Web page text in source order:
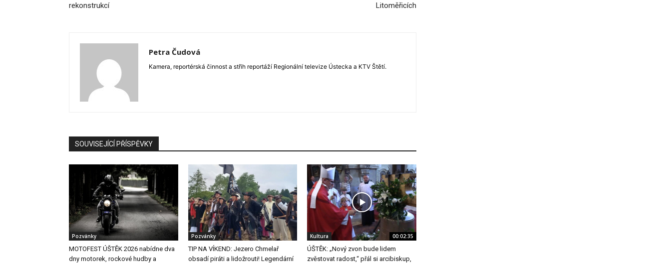
rekonstrukcí
Litoměřicích
Petra Čudová
Kamera, reportérská činnost a střih reportáží Regionální televize Ústecka a KTV Štětí.
SOUVISEJÍCÍ PŘÍSPĚVKY
Pozvánky
MOTOFEST ÚŠTĚK 2026 nabídne dva
dny motorek, rockové hudby a
Pozvánky
TIP NA VÍKEND: Jezero Chmelař
obsadí piráti a lidožrouti! Legendární
Kultura 00:02:35
ÚŠTĚK: „Nový zvon bude lidem
zvěstovat radost,“ přál si arcibiskup,